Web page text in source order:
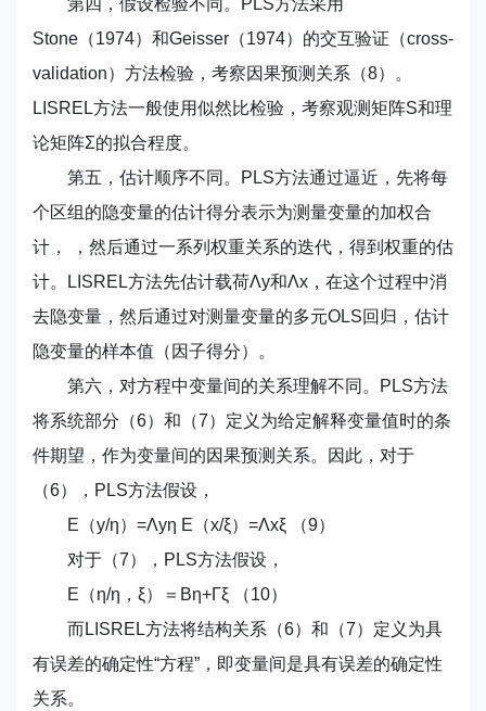
Stone（1974）和Geisser（1974）的交互验证（cross-
validation）方法检验，考察因果预测关系（8）。
LISREL方法一般使用似然比检验，考察观测矩阵S和理
论矩阵Σ的拟合程度。
第五，估计顺序不同。PLS方法通过逼近，先将每
个区组的隐变量的估计得分表示为测量变量的加权合
计， ，然后通过一系列权重关系的迭代，得到权重的估
计。LISREL方法先估计载荷Λy和Λx，在这个过程中消
去隐变量，然后通过对测量变量的多元OLS回归，估计
隐变量的样本值（因子得分）。
第六，对方程中变量间的关系理解不同。PLS方法
将系统部分（6）和（7）定义为给定解释变量值时的条
件期望，作为变量间的因果预测关系。因此，对于
（6），PLS方法假设，
E（y/η）=Λyη E（x/ξ）=Λxξ （9）
对于（7），PLS方法假设，
E（η/η，ξ）＝Bη+Гξ （10）
而LISREL方法将结构关系（6）和（7）定义为具
有误差的确定性“方程”，即变量间是具有误差的确定性
关系。